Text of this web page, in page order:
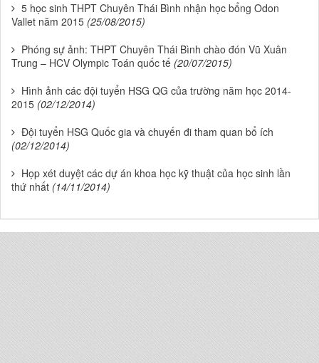
5 học sinh THPT Chuyên Thái Bình nhận học bổng Odon
Vallet năm 2015 (25/08/2015)
Phóng sự ảnh: THPT Chuyên Thái Bình chào đón Vũ Xuân
Trung – HCV Olympic Toán quốc tế (20/07/2015)
Hình ảnh các đội tuyển HSG QG của trường năm học 2014-
2015 (02/12/2014)
Đội tuyển HSG Quốc gia và chuyến đi tham quan bổ ích
(02/12/2014)
Họp xét duyệt các dự án khoa học kỹ thuật của học sinh lần
thứ nhất (14/11/2014)